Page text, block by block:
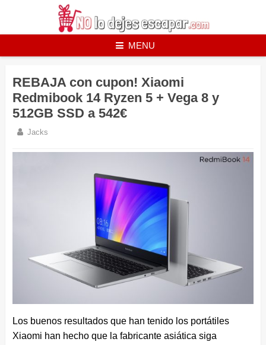
MENU
REBAJA con cupon! Xiaomi
Redmibook 14 Ryzen 5 + Vega 8 y
512GB SSD a 542€
Jacks
Los buenos resultados que han tenido los portátiles
Xiaomi han hecho que la fabricante asiática siga